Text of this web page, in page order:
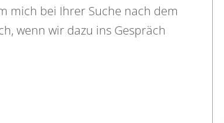
mich bei Ihrer Suche nach dem
wenn wir dazu ins Gespräch